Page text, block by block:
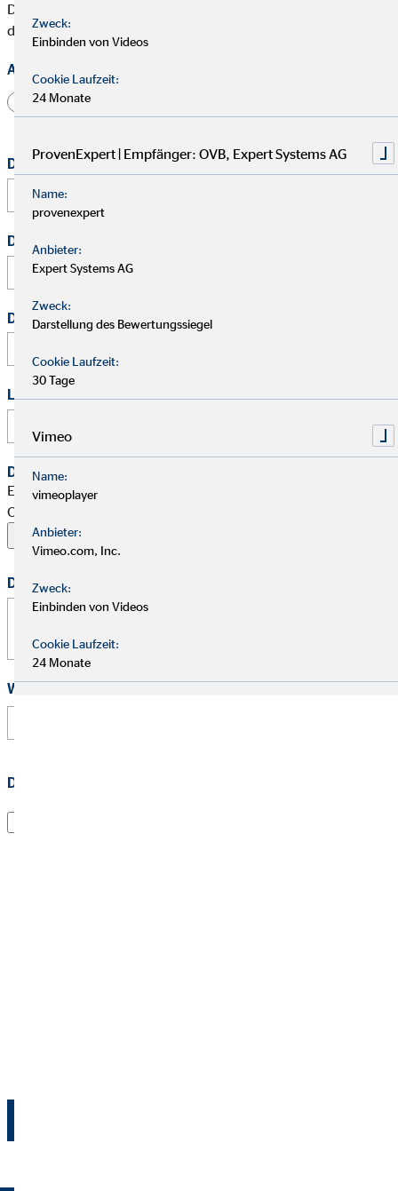
Die mit * gekennzeichneten Felder müssen ausgefüllt werden,
damit wir Deine Bewerbung bearbeiten können.
Anrede
Herr
Dein vollständiger Name *
Deine E-Mail Adresse
Deine Telefonnummer
Link zu Deinem Business-Profil (Xing / LinkedIn / andere)
Dein Begleitschreiben
Erlaubte Formate: PDF, Word, ZIP, OpenOffice,
OpenDocument, JPG, PNG, BMP | Maximal 20 MB
Deine Nachricht
Wie hast Du von uns erfahren?
Datenschutz
Zweck:
Einbinden von Videos
Cookie Laufzeit:
24 Monate
ProvenExpert | Empfänger: OVB, Expert Systems AG
Name:
provenexpert
Anbieter:
Expert Systems AG
Zweck:
Darstellung des Bewertungssiegel
Cookie Laufzeit:
30 Tage
Vimeo
Name:
vimeoplayer
Anbieter:
Vimeo.com, Inc.
Zweck:
Einbinden von Videos
Cookie Laufzeit:
24 Monate